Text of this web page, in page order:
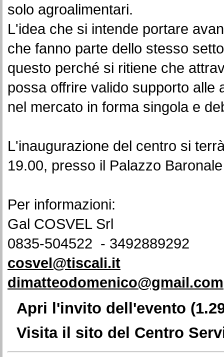
solo agroalimentari.
L'idea che si intende portare
che fanno parte dello stesso
questo perché si ritiene che
possa offrire valido supporto alle
nel mercato in forma singola e
L'inaugurazione del centro si
19.00, presso il Palazzo
Per informazioni:
Gal COSVEL Srl
0835-504522 - 3492889292
cosvel@tiscali.it
dimatteodomenico@gmail.com
Apri l'invito dell'evento
Visita il sito del Centro